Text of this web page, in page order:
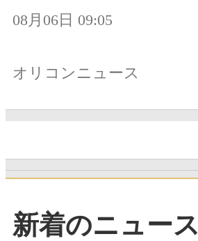
08月06日 09:05
オリコンニュース
新着のニュース